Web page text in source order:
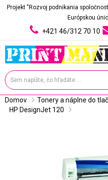
Projekt "Rozvoj podnikania
Európskou
+421 46/312 70 10
Domov Tonery a náplne do
HP DesignJet 120